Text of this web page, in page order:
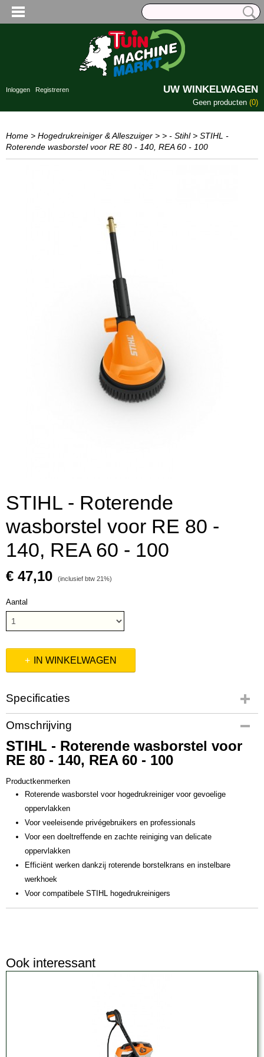
Inloggen Registreren UW WINKELWAGEN
Geen producten (0)
Home > Hogedrukreiniger & Alleszuiger > > - Stihl> STIHL -
Roterende wasborstel voor RE 80 - 140, REA 60 - 100
STIHL - Roterende
wasborstel voor RE 80 -
140, REA 60 - 100
€ 47,10 (inclusief btw 21%)
Aantal
IN WINKELWAGEN
Specificaties
Productcode
49105005911
Productcode leverancier
49105005911
Omschrijving
STIHL - Roterende wasborstel voor
RE 80 - 140, REA 60 - 100
Productkenmerken
Roterende wasborstel voor hogedrukreiniger voor gevoelige
oppervlakken
Voor veeleisende privégebruikers en professionals
Voor een doeltreffende en zachte reiniging van delicate
oppervlakken
Efficiënt werken dankzij roterende borstelkrans en instelbare
werkhoek
Voor compatibele STIHL hogedrukreinigers
Ook interessant